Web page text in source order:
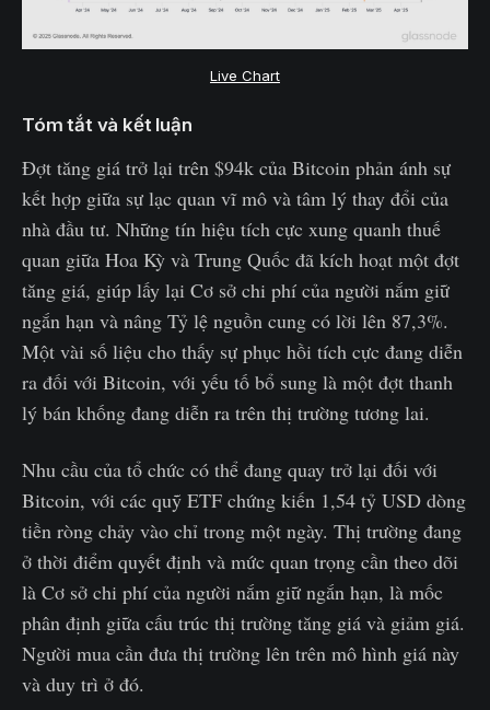
Live Chart
Tóm tắt và kết luận
Đợt tăng giá trở lại trên $94k của Bitcoin phản ánh sự
kết hợp giữa sự lạc quan vĩ mô và tâm lý thay đổi của
nhà đầu tư. Những tín hiệu tích cực xung quanh thuế
quan giữa Hoa Kỳ và Trung Quốc đã kích hoạt một đợt
tăng giá, giúp lấy lại Cơ sở chi phí của người nắm giữ
ngắn hạn và nâng Tỷ lệ nguồn cung có lời lên 87,3%.
Một vài số liệu cho thấy sự phục hồi tích cực đang diễn
ra đối với Bitcoin, với yếu tố bổ sung là một đợt thanh
lý bán khống đang diễn ra trên thị trường tương lai.
Nhu cầu của tổ chức có thể đang quay trở lại đối với
Bitcoin, với các quỹ ETF chứng kiến 1,54 tỷ USD dòng
tiền ròng chảy vào chỉ trong một ngày. Thị trường đang
ở thời điểm quyết định và mức quan trọng cần theo dõi
là Cơ sở chi phí của người nắm giữ ngắn hạn, là mốc
phân định giữa cấu trúc thị trường tăng giá và giảm giá.
Người mua cần đưa thị trường lên trên mô hình giá này
và duy trì ở đó.